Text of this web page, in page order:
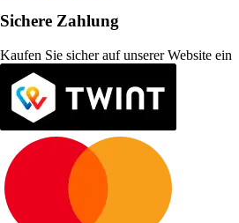
Sichere Zahlung
Kaufen Sie sicher auf unserer Website ein